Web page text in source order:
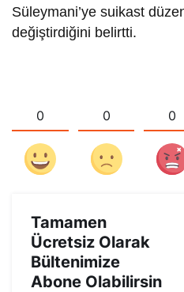
Süleymani’ye suikast
değiştirdiğini belirtti.
0 0 0
Tamamen
Ücretsiz Olarak
Bültenimize
Abone Olabilirsin